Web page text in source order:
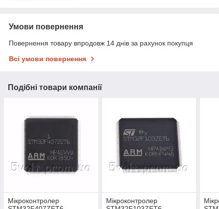
Умови повернення
Повернення товару впродовж 14 днів за рахунок покупця
Всі умови повернення
Подібні товари компанії
Мікроконтролер
Мікроконтролер